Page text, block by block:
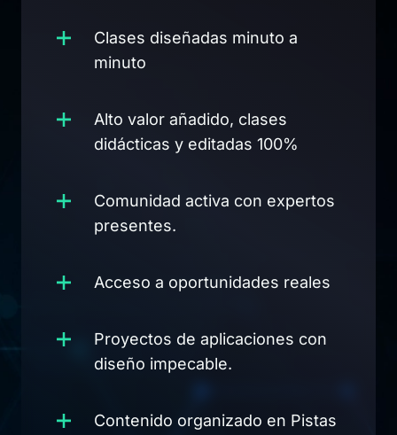
Clases diseñadas minuto a
minuto
Alto valor añadido, clases
didácticas y editadas 100%
Comunidad activa con expertos
presentes.
Acceso a oportunidades reales
Proyectos de aplicaciones con
diseño impecable.
Contenido organizado en Pistas